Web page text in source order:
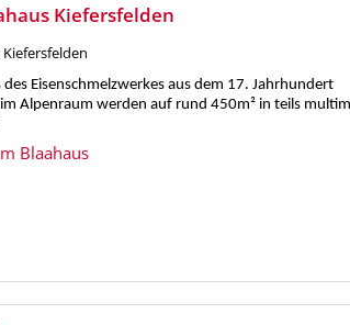
Kiefersfelden
Eisenschmelzwerkes aus dem 17. Jahrhundert
Alpenraum werden auf rund 450m² in teils
Blaahaus